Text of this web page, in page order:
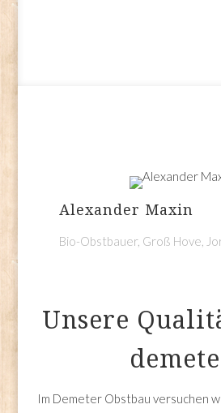
Alexander Maxin
Bio-Obstbauer, Groß Hove,
Unsere
Im Demeter Obstbau versuchen